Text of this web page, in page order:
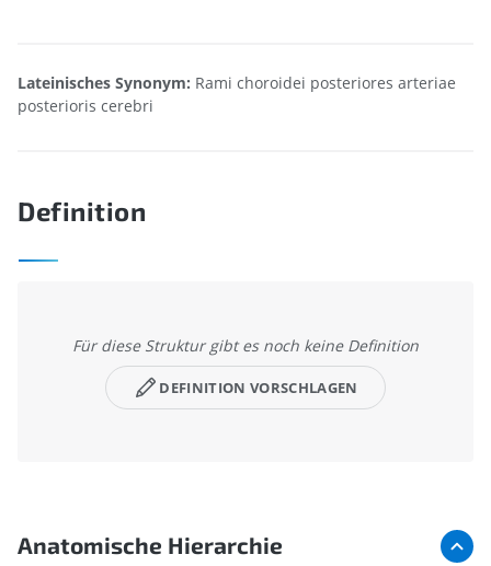
Lateinisches Synonym: Rami choroidei posteriores arteriae
posterioris cerebri
Definition
Für diese Struktur gibt es noch keine Definition
DEFINITION VORSCHLAGEN
Anatomische Hierarchie